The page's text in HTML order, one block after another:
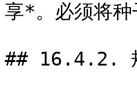
享*。必须将种
## 16.4.2.